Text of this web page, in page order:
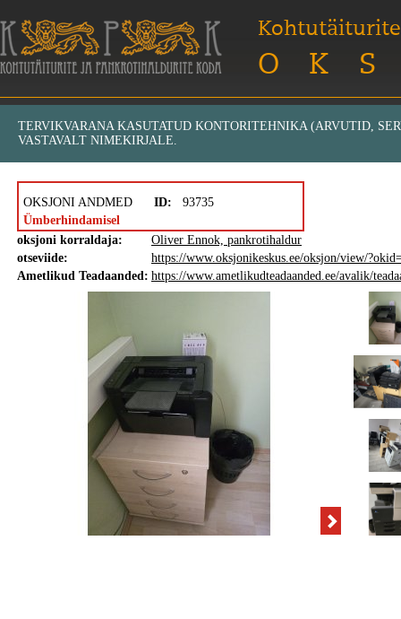
TERVIKVARANA KASUTATUD KONTORITEHNIKA (ARVUTID,
VASTAVALT NIMEKIRJALE.
OKSJONI ANDMED ID:
93735
Ümberhindamisel
oksjoni korraldaja:
Oliver Ennok, pankrotihaldur
otseviide:
https://www.oksjonikeskus.ee/oksjon/view/
Ametlikud Teadaanded: https://www.ametlikudteadaanded.ee/avalik/